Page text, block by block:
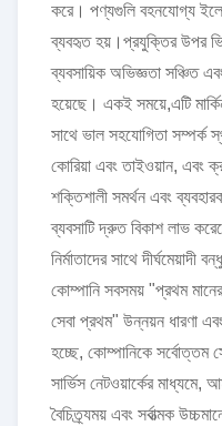
করে। পণ্যগুলি বহনযোগ্য
ব্যবহৃত হয়।প্রযুক্তির উপর
ব্যবসায়িক অভিজ্ঞতা সঞ্চিত
হয়েছে। একই সময়ে,এটি মার্কিন
সাথে ভাল সহযোগিতা সম্পর্ক
কোরিয়া এবং তাইওয়ান, এবং
শক্তিশালী সমর্থন এবং
ব্যবসাটি দ্রুত বিকাশ লাভ
নির্মাতাদের সাথে
কোম্পানি সবসময় "প্রথম
সেবা প্রথম" উন্নয়ন ধারণা
হচ্ছে, কোম্পানিকে সর্বোত্তম
সার্ভিস নেটওয়ার্কের মাধ্যমে,
বৈচিত্র্যময় এবং সর্বাত্মক